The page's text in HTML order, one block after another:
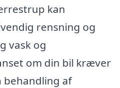
kan
rensning og
vask og
om din bil kræver
behandling af